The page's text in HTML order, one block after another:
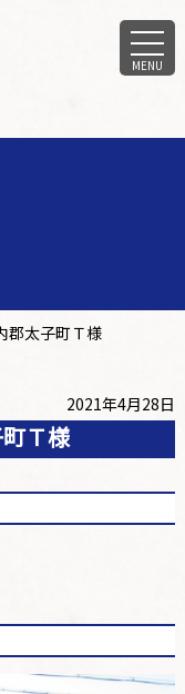
MENU
郡太子町Ｔ様
2021年4月28日
Ｔ様